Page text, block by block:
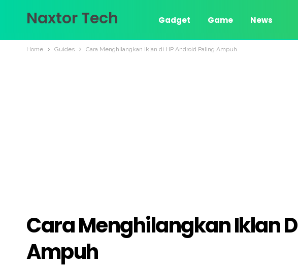
Naxtor Tech Gadget Game News
Home Guides Cara Menghilangkan Iklan di HP Android Paling Ampuh
Cara Menghilangkan Iklan
Ampuh